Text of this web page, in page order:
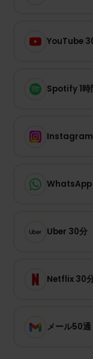
YouTube
Spotify 1時
Instagram
WhatsApp
Uber 30分
Netflix 30分
メール50通